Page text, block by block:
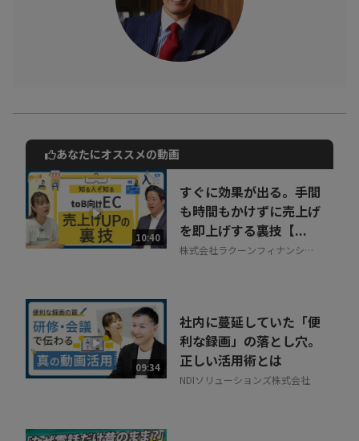
動画でご紹介しているサービスについて
お気軽にご相談・ご質問いただけます！
30秒でお申し込み可能
相談を希望する 無料
あなたにオススメの動画
10:40
すぐに効果が出る。手間
も時間もかけずに売上げ
を即上げする裏技【...
株式会社ラクーンフィナンシャ
09:34
社内に蔓延していた「便
利な録画」の落とし穴。
正しい活用術とは
NDIソリューションズ株式会社